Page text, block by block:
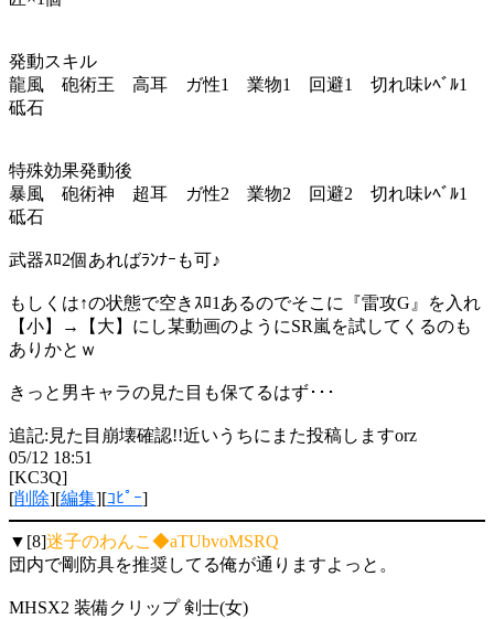
発動スキル
龍風 砲術王 高耳 ガ性1 業物1 回避1 切れ味ﾚﾍﾞﾙ1
砥石
特殊効果発動後
暴風 砲術神 超耳 ガ性2 業物2 回避2 切れ味ﾚﾍﾞﾙ1
砥石
武器ｽﾛ2個あればﾗﾝﾅｰも可♪
もしくは↑の状態で空きｽﾛ1あるのでそこに『雷攻G』を入れ
【小】→【大】にし某動画のようにSR嵐を試してくるのも
ありかとｗ
きっと男キャラの見た目も保てるはず･･･
追記:見た目崩壊確認!!近いうちにまた投稿しますorz
05/12 18:51
[KC3Q]
[削除][編集][ｺﾋﾟｰ]
▼[8]迷子のわんこ◆aTUbvoMSRQ
団内で剛防具を推奨してる俺が通りますよっと。
MHSX2 装備クリップ 剣士(女)